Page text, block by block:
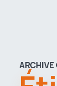
ARCHIVE